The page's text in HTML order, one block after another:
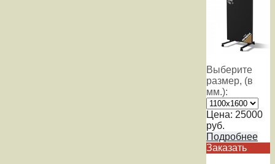
Выберите
размер, (в
мм.):
Цена: 25000
руб.
Подробнее
Заказать